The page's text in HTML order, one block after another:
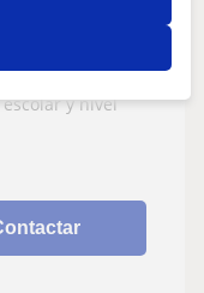
PRAKTIKA.
y nivel